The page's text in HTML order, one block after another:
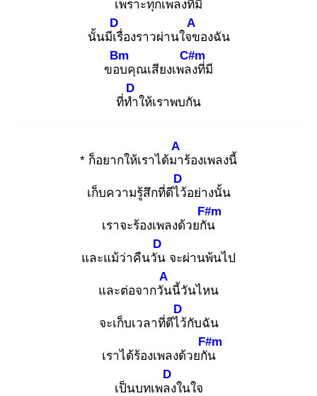
เพราะทุกเพลงที่มี
นั้นมีเรื่
D
องราวผ่านใจข
A
องฉัน
ขอบ
Bm
คุณเสียงเพลง
C#m
ที่มี
ที่ทำ
D
ให้เราพบกัน
* ก็อยากให้เราได้มา
A
ร้องเพลงนี้
เก็บความรู้สึกที่ดีไว้
D
อย่างนั้น
เราจะร้องเพลงด้วยกัน
F#m
และแม้ว่าคืนวัน
D
จะผ่านพ้นไป
และต่อจากวัน
A
นี้วันไหน
จะเก็บเวลาที่ดีไว้
D
กับฉัน
เราได้ร้องเพลงด้วยกัน
F#m
เป็นบทเพลง
D
ในใจ